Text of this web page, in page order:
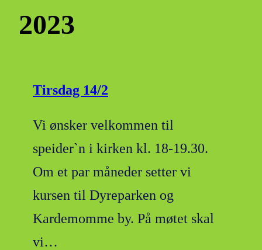
2023
Tirsdag 14/2
Vi ønsker velkommen til
speider`n i kirken kl. 18-19.30.
Om et par måneder setter vi
kursen til Dyreparken og
Kardemomme by. På møtet skal
vi…